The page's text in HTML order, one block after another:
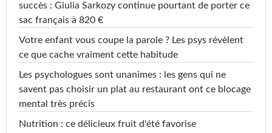
succès : Giulia Sarkozy continue pourtant de porter ce
sac français à 820 €
Votre enfant vous coupe la parole ? Les psys révèlent
ce que cache vraiment cette habitude
Les psychologues sont unanimes : les gens qui ne
savent pas choisir un plat au restaurant ont ce blocage
mental très précis
Nutrition : ce délicieux fruit d'été favorise